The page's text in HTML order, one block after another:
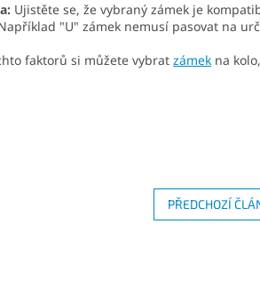
Ujistěte se, že vybraný zámek je
"U" zámek nemusí pasovat na
faktorů si můžete vybrat zámek na
PŘEDCHOZÍ